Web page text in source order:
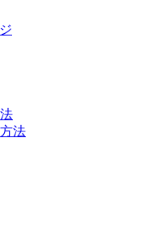
法